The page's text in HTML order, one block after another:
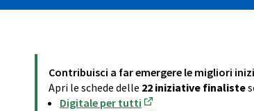
Contribuisci a far emergere le migliori
Apri le schede delle 22 iniziative finaliste
Digitale per tutti